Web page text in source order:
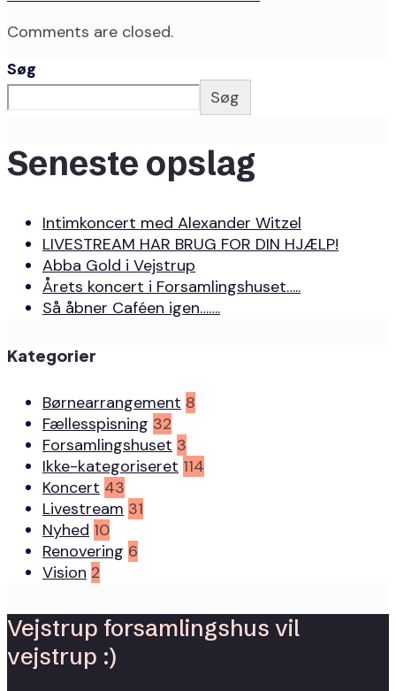
Comments are closed.
Søg
Søg
Seneste opslag
Intimkoncert med Alexander Witzel
LIVESTREAM HAR BRUG FOR DIN HJÆLP!
Abba Gold i Vejstrup
Årets koncert i Forsamlingshuset…..
Så åbner Caféen igen…….
Kategorier
Børnearrangement 8
Fællesspisning 32
Forsamlingshuset 3
Ikke-kategoriseret 114
Koncert 43
Livestream 31
Nyhed 10
Renovering 6
Vision 2
Vejstrup forsamlingshus vil
vejstrup :)